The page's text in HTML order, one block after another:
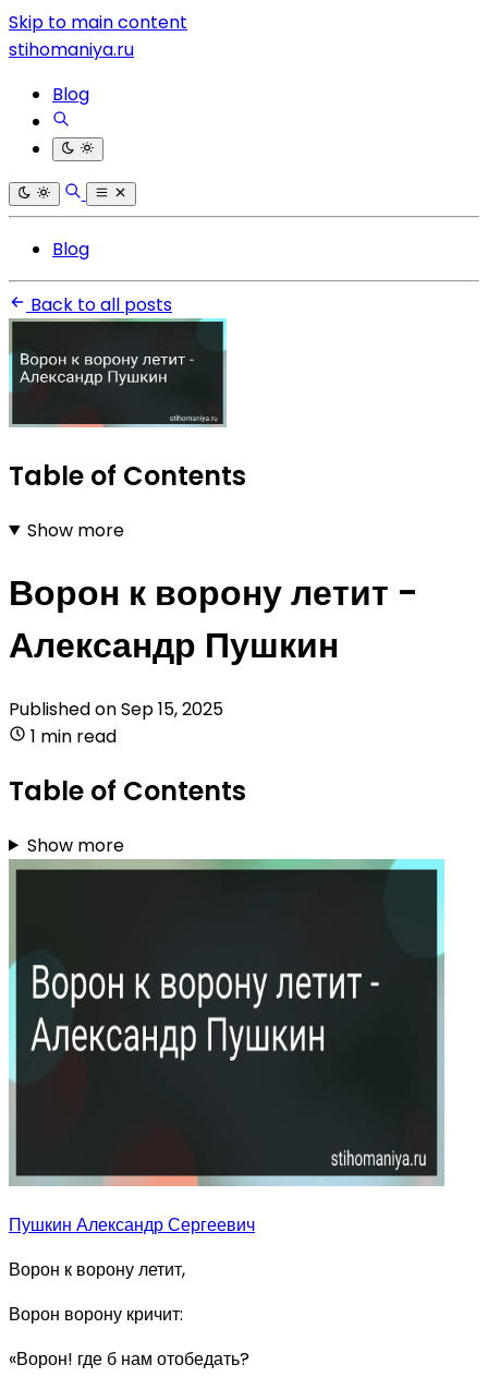
Skip to main content
stihomaniya.ru
Blog
Blog
Back to all posts
Table of Contents
Show more
Ворон к ворону летит -
Александр Пушкин
Published onSep 15, 2025
1 min read
Table of Contents
Show more
Пушкин Александр Сергеевич
Ворон к ворону летит,
Ворон ворону кричит:
«Ворон! где б нам отобедать?